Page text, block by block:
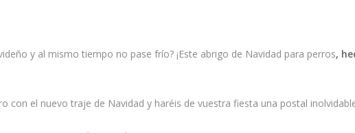
y al mismo tiempo no pase frío? ¡Este abrigo de Navidad para perros,
con el nuevo traje de Navidad y haréis de vuestra fiesta una postal